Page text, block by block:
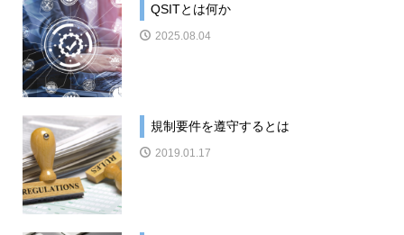
QSITとは何か
2025.08.04
規制要件を遵守するとは
2019.01.17